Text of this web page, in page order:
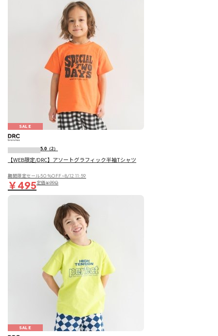
SALE
5.0 （2）
【WEB限定/DRC】アソートグラフィック半袖Tシャツ
期間限定セール50％OFF~8/12 11:59
￥495定価￥990
SALE